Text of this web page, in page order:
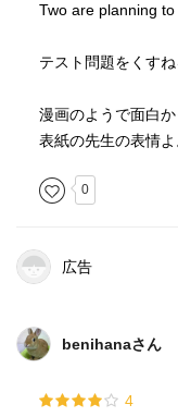
Two are planning
テスト問題をくす
漫画のようで面白か
表紙の先生の表情よ
0
広告
benihanaさん
4